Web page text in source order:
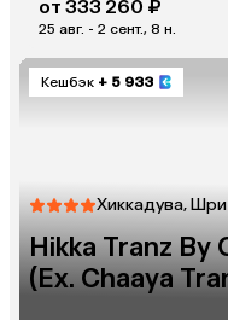
от 333 260 ₽
25 авг. - 2 сент., 8 н.
Кешбэк + 5 933
Хиккадува,
Hikka Tranz By
(Ex. Chaaya